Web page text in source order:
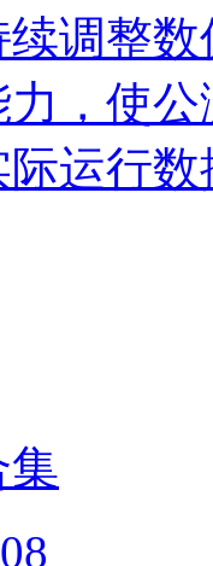
调整
，使
运行
集